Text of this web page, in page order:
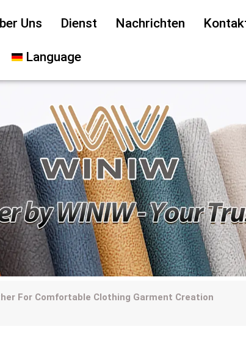
Uns Dienst Nachrichten
Language
For Comfortable Clothing Garment Creation